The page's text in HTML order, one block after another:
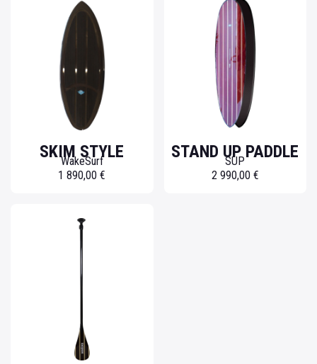
SKIM STYLE
WakeSurf
1 890,00 €
STAND UP PADDLE
SUP
2 990,00 €